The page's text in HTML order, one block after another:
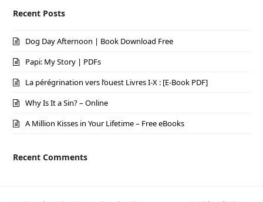
Recent Posts
Dog Day Afternoon | Book Download Free
Papi: My Story | PDFs
La pérégrination vers l’ouest Livres I-X : [E-Book PDF]
Why Is It a Sin? – Online
A Million Kisses in Your Lifetime – Free eBooks
Recent Comments